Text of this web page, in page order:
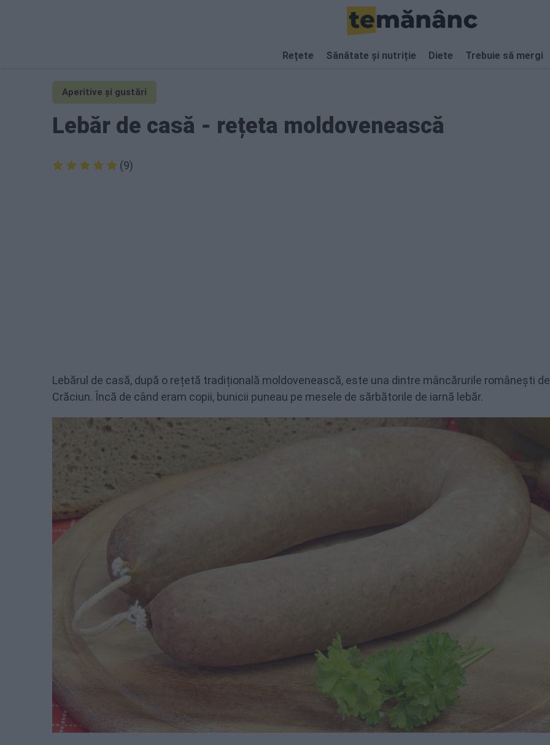
Rețete Sănătate și nutriție Diete Trebuie să mergi
Aperitive și gustări
Lebăr de casă - rețeta moldovenească
(9)
Lebărul de casă, după o rețetă tradițională moldovenească, este una dintre mâncărurile românești de
Crăciun. Încă de când eram copii, bunicii puneau pe mesele de sărbătorile de iarnă lebăr.